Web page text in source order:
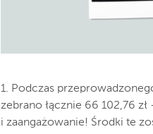
1. Podczas
zebrano łącznie 66 102,76
i zaangażowanie! Środki te